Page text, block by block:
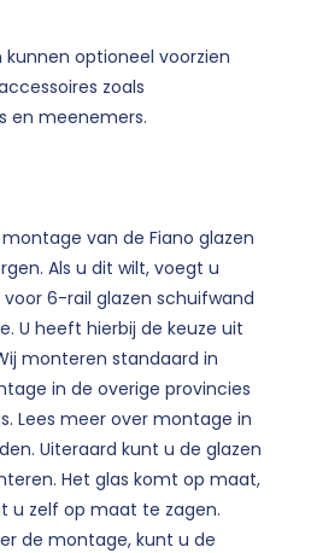
optioneel voorzien
zoals
en meenemers.
van de Fiano glazen
Als u dit wilt, voegt u
6-rail glazen schuifwand
U heeft hierbij de keuze uit
monteren standaard in
in de overige provincies
Lees meer over montage in
Uiteraard kunt u de glazen
Het glas komt op maat,
u zelf op maat te zagen.
de montage, kunt u de